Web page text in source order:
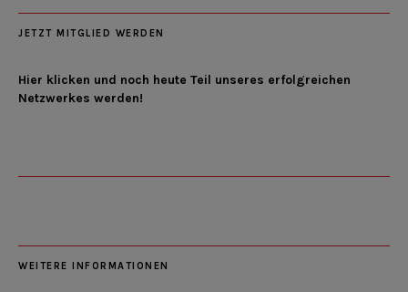
JETZT MITGLIED WERDEN
Hier klicken und noch heute Teil unseres erfolgreichen
Netzwerkes werden!
WEITERE INFORMATIONEN